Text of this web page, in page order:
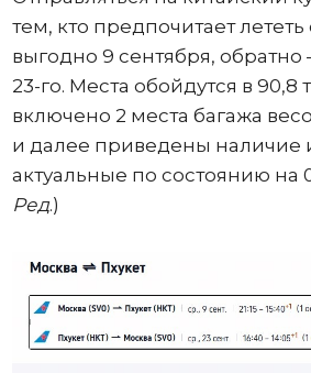
тем, кто предпочитает
выгодно 9 сентября, обратно
23-го. Места обойдутся в 90,8
включено 2 места багажа
и далее приведены наличие
актуальные по состоянию на
Ред.)